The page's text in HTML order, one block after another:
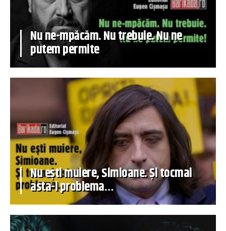
Nu ne-mpăcăm. Nu trebuie. Nu ne
putem permite
Nu ești muiere, Simioane. Și tocmai
asta-i problema…